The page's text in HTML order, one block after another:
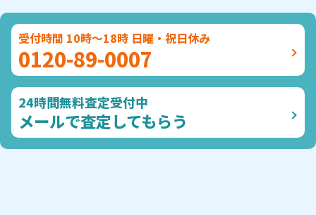
受付時間 10時～18時 日曜・祝日休み
0120-89-0007
24時間無料査定受付中
メールで査定してもらう